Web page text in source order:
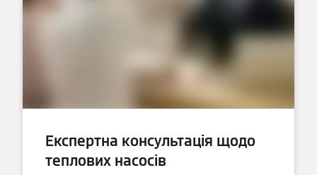
Експертна консультація щодо
теплових насосів